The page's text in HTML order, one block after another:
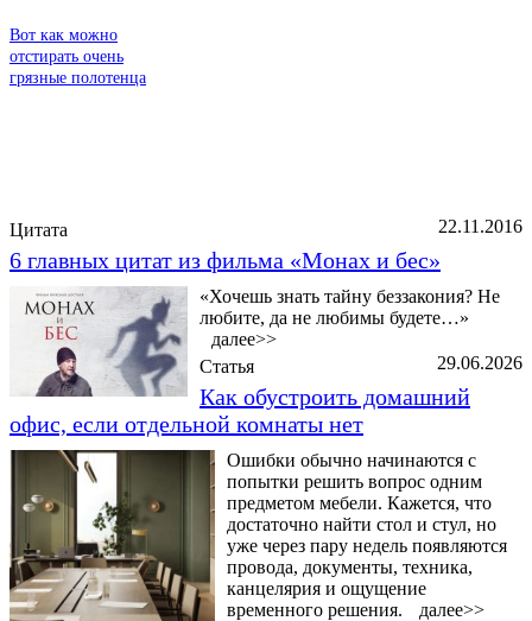
Вот как можно
отстирать очень
грязные полотенца
22.11.2016
Цитата
6 главных цитат из фильма «Монах и бес»
«Хочешь знать тайну беззакония? Не
любите, да не любимы будете…»
далее>>
29.06.2026
Статья
Как обустроить домашний
офис, если отдельной комнаты нет
Ошибки обычно начинаются с
попытки решить вопрос одним
предметом мебели. Кажется, что
достаточно найти стол и стул, но
уже через пару недель появляются
провода, документы, техника,
канцелярия и ощущение
временного решения.
далее>>